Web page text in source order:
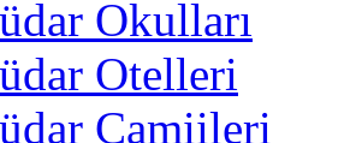
Okulları
Otelleri
Camiileri